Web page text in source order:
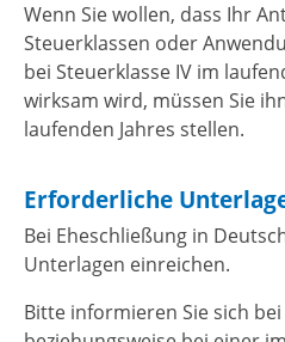
Wenn Sie wollen, dass Ihr
Steuerklassen oder
bei Steuerklasse IV im
wirksam wird, müssen Sie
laufenden Jahres stellen.
Erforderliche
Bei Eheschließung in
Unterlagen einreichen.
Bitte informieren Sie sich